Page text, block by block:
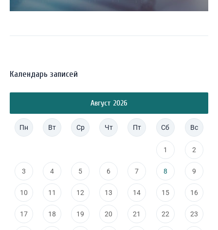
Календарь записей
Август 2026
Пн Вт Ср Чт Пт Сб Вс
1 2
3 4 5 6 7 8 9
10 11 12 13 14 15 16
17 18 19 20 21 22 23